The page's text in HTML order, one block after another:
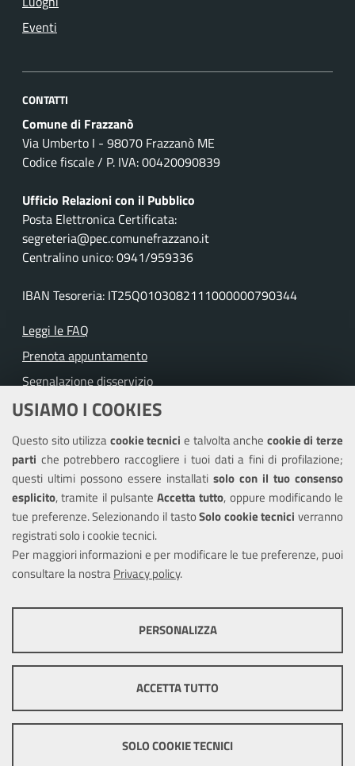
USIAMO I COOKIES
Questo sito utilizzacookie tecnicie talvolta anche cookie di terze
parti che potrebbero raccogliere i tuoi dati a fini di profilazione;
questi ultimi possono essere installati solo con il tuo consenso
esplicito, tramite il pulsante Accetta tutto, oppure modificando le
tue preferenze. Selezionando il tastoSolo cookie tecnici verranno
registrati solo i cookie tecnici.
Per maggiori informazioni e per modificare le tue preferenze, puoi
consultare la nostraPrivacy policy.
COOKIE TECNICI
ottimale per ogni utente. Essi non raccolgono i tuoi dati e le tue
informazioni di navigazione per scopi di marketing e profilazione, e
pertanto possono essere utilizzati senza bisogno di acquisire il tuo
consenso.
Mostra altre informazioni
PERSONALIZZA
ACCETTA TUTTO
SOLO COOKIE TECNICI
Eventi
CONTATTI
Comune di Frazzanò
Via Umberto I - 98070 Frazzanò ME
Codice fiscale / P. IVA: 00420090839
Ufficio Relazioni con il Pubblico
Posta Elettronica Certificata:
segreteria@pec.comunefrazzano.it
Centralino unico: 0941/959336
IBAN Tesoreria: IT25Q0103082111000000790344
Leggi le FAQ
Prenota appuntamento
Segnalazione disservizio
Richiesta assistenza
Amministrazione trasparente
Informativa privacy
Note legali
Piano di miglioramento dei servizi
Dichiarazione di accessibilità
Mappa del sito
Cookie